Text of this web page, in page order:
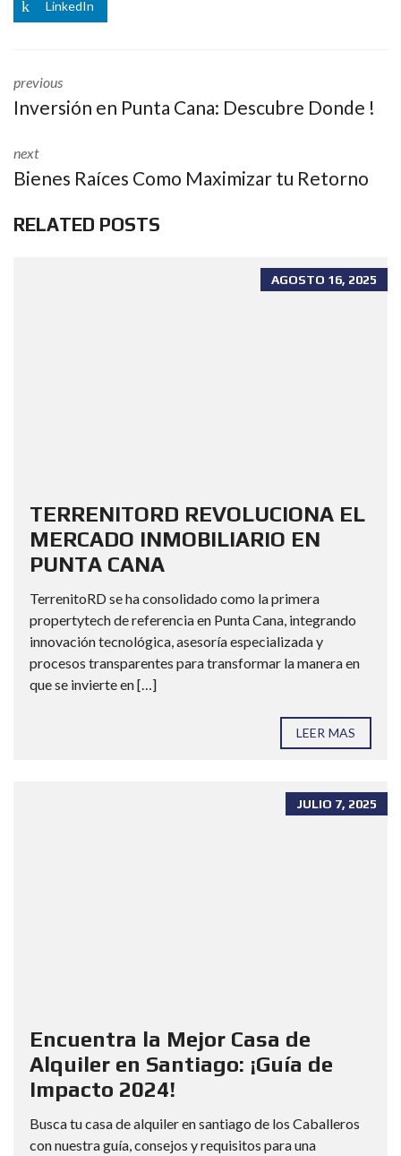
LinkedIn
previous
Inversión en Punta Cana: Descubre Donde !
next
Bienes Raíces Como Maximizar tu Retorno
RELATED POSTS
AGOSTO 16, 2025
TERRENITORD REVOLUCIONA EL
MERCADO INMOBILIARIO EN
PUNTA CANA
TerrenitoRD se ha consolidado como la primera
propertytech de referencia en Punta Cana, integrando
innovación tecnológica, asesoría especializada y
procesos transparentes para transformar la manera en
que se invierte en […]
LEER MAS
JULIO 7, 2025
Encuentra la Mejor Casa de
Alquiler en Santiago: ¡Guía de
Impacto 2024!
Busca tu casa de alquiler en santiago de los Caballeros
con nuestra guía, consejos y requisitos para una